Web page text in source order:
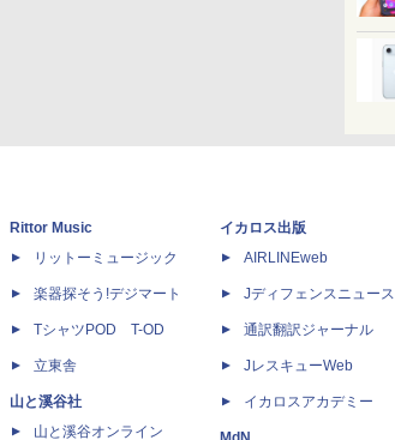
Rittor Music
リットーミュージック
楽器探そう!デジマート
TシャツPOD T-OD
立東舎
山と溪谷社
山と溪谷オンライン
イカロス出版
AIRLINEweb
Jディフェンスニュース
通訳翻訳ジャーナル
JレスキューWeb
イカロスアカデミー